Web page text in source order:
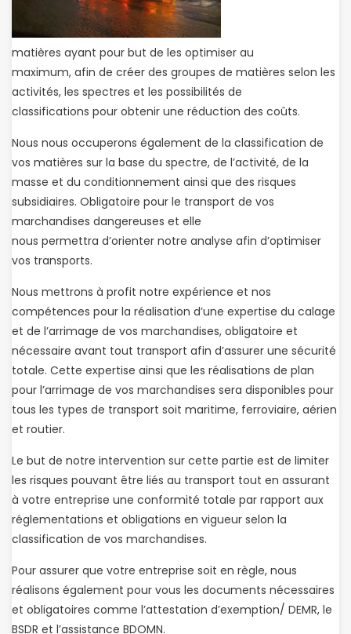
matières ayant pour but de les optimiser au
maximum, afin de créer des groupes de matières selon les
activités, les spectres et les possibilités de
classifications pour obtenir une réduction des coûts.
Nous nous occuperons également de la classification de
vos matières sur la base du spectre, de l’activité, de la
masse et du conditionnement ainsi que des risques
subsidiaires. Obligatoire pour le transport de vos
marchandises dangereuses et elle
nous permettra d’orienter notre analyse afin d’optimiser
vos transports.
Nous mettrons à profit notre expérience et nos
compétences pour la réalisation d’une expertise du calage
et de l’arrimage de vos marchandises, obligatoire et
nécessaire avant tout transport afin d’assurer une sécurité
totale. Cette expertise ainsi que les réalisations de plan
pour l’arrimage de vos marchandises sera disponibles pour
tous les types de transport soit maritime, ferroviaire, aérien
et routier.
Le but de notre intervention sur cette partie est de limiter
les risques pouvant être liés au transport tout en assurant
à votre entreprise une conformité totale par rapport aux
réglementations et obligations en vigueur selon la
classification de vos marchandises.
Pour assurer que votre entreprise soit en règle, nous
réalisons également pour vous les documents nécessaires
et obligatoires comme l’attestation d’exemption/ DEMR, le
BSDR et l’assistance BDOMN.